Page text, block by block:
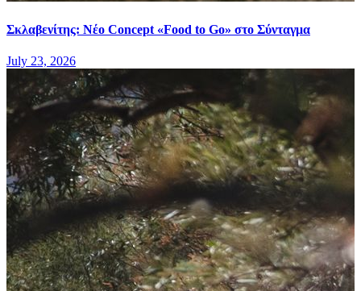
Σκλαβενίτης: Νέο Concept «Food to Go» στο Σύνταγμα
July 23, 2026